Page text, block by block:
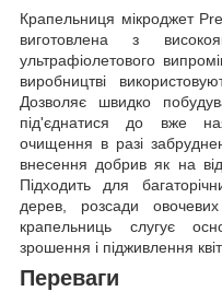
Крапельниця мікроджет
виготовлена з
ультрафіолетового
виробництві
Дозволяє швидко
під'єднатися до вже
очищення в разі
внесення добрив як на
Підходить для
дерев, розсади
крапельниць слугує
зрошення і підживлення
Переваги